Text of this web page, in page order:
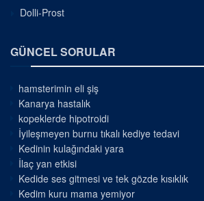
Dolli-Prost
GÜNCEL SORULAR
hamsterimin eli şiş
Kanarya hastalık
kopeklerde hipotroidi
İyileşmeyen burnu tıkalı kediye tedavi
Kedinin kulağındaki yara
İlaç yan etkisi
Kedide ses gitmesi ve tek gözde kısıklık
Kedim kuru mama yemiyor